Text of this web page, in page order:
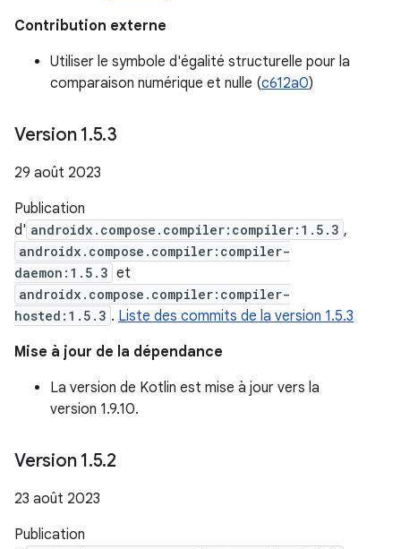
Contribution externe
Utiliser le symbole d'égalité structurelle pour la
comparaison numérique et nulle (c612a0)
Version 1.5.3
29 août 2023
Publication
d' androidx.compose.compiler:compiler:1.5.3 ,
androidx.compose.compiler:compiler-
daemon:1.5.3 et
androidx.compose.compiler:compiler-
hosted:1.5.3 . Liste des commits de la version 1.5.3
Mise à jour de la dépendance
La version de Kotlin est mise à jour vers la
version 1.9.10.
Version 1.5.2
23 août 2023
Publication